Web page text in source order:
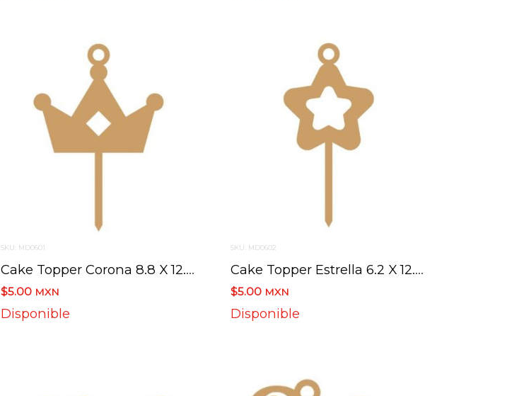
SKU: MD0601
Cake Topper Corona 8.8 X 12.7 Cm
$5.00 MXN
Disponible
SKU: MD0602
Cake Topper Estrella 6.2 X 12.7 Cm
$5.00 MXN
Disponible